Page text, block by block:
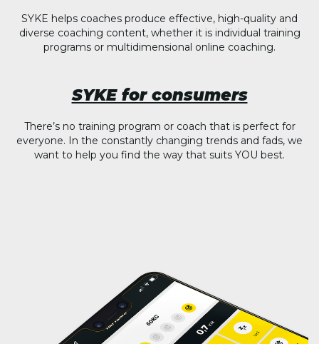
SYKE helps coaches produce effective, high-quality and
diverse coaching content, whether it is individual training
programs or multidimensional online coaching.
SYKE for consumers
There’s no training program or coach that is perfect for
everyone. In the constantly changing trends and fads, we
want to help you find the way that suits YOU best.